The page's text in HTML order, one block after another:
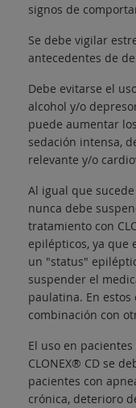
signos de
Se debe vigilar
antecedentes de
Debe evitarse el
alcohol y/o
puede aumentar
sedación intensa,
relevante y/o
Al igual que
nunca debe
tratamiento con
epilépticos, ya que
un "status"
suspender el
paulatina. En estos
combinación con
El uso en
CLONEX® CD se
pacientes con
crónica, deterioro